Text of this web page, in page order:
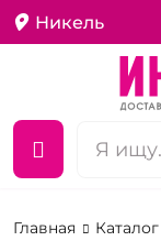
Никель
Главная Каталог